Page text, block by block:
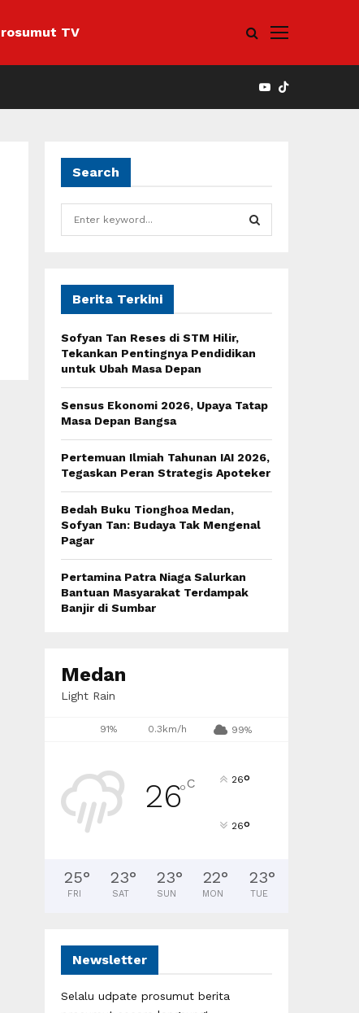
TV
YOUTUBE
Search
f
r
:
R
Berita Terkini
Sofyan Tan Reses di STM Hilir,
Tekankan Pentingnya Pendidikan
untuk Ubah Masa Depan
Sensus Ekonomi 2026, Upaya Tatap
Masa Depan Bangsa
Pertemuan Ilmiah Tahunan IAI 2026,
Tegaskan Peran Strategis Apoteker
Bedah Buku Tionghoa Medan,
Sofyan Tan: Budaya Tak Mengenal
Pagar
Pertamina Patra Niaga Salurkan
Bantuan Masyarakat Terdampak
Banjir di Sumbar
Medan
Light Rain
91% 0.3km/h 99%
26°C 26°
26°
25°
FRI
23°
SAT
23°
SUN
22°
MON
23°
TUE
Newsletter
Selalu udpate prosumut berita